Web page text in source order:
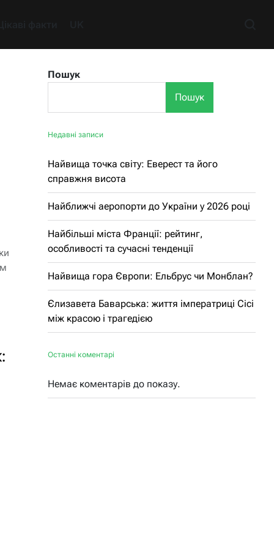
Пошук
Пошук
Недавні записи
Найвища точка світу: Еверест та його
справжня висота
Найближчі аеропорти до України у 2026 році
Найбільші міста Франції: рейтинг,
особливості та сучасні тенденції
Найвища гора Європи: Ельбрус чи Монблан?
Єлизавета Баварська: життя імператриці Сісі
між красою і трагедією
Останні коментарі
Немає коментарів до показу.